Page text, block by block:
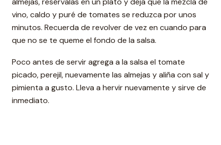
vino, caldo y puré de tomates se reduzca por unos
minutos. Recuerda de revolver de vez en cuando para
que no se te queme el fondo de la salsa.
Poco antes de servir agrega a la salsa el tomate
picado, perejil, nuevamente las almejas y aliña con sal y
pimienta a gusto. Lleva a hervir nuevamente y sirve de
inmediato.